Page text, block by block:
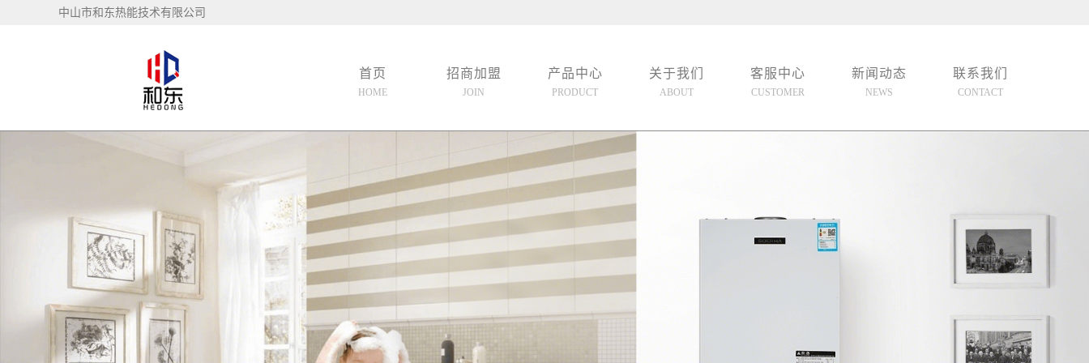
中山市和东热能技术有限公司
首页
HOME
招商加盟
JOIN
产品中心
PRODUCT
关于我们
ABOUT
客服中心
CUSTOMER
新闻动态
NEWS
联系我们
CONTACT